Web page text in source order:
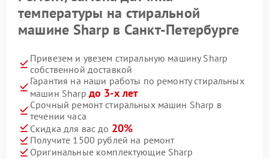
температуры на стиральной
машине Sharp в Санкт-Петербурге
Привезем и увезем стиральную машину Sharp
собственной доставкой
Гарантия на наши работы по ремонту стиральных
машин Sharp до 3-х лет
Срочный ремонт стиральных машин Sharp в
течении часа
Скидка для вас до 20%
Получите 1500 рублей на ремонт
Оригинальные комплектующие Sharp